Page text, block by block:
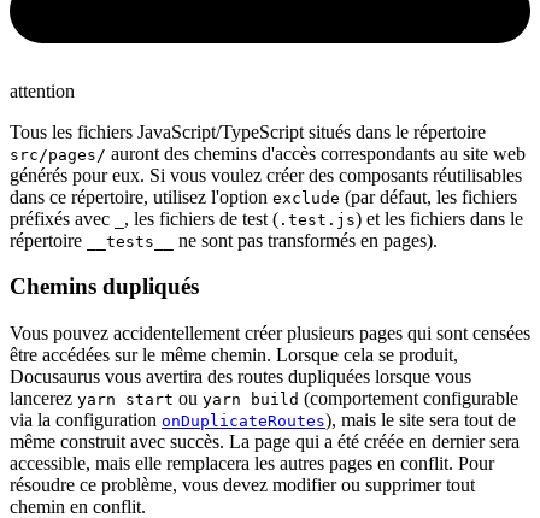
attention
Tous les fichiers JavaScript/TypeScript situés dans le répertoire
src/pages/ auront des chemins d'accès correspondants au site web
générés pour eux. Si vous voulez créer des composants réutilisables
dans ce répertoire, utilisez l'option exclude (par défaut, les fichiers
préfixés avec
, les fichiers de test ( .test.js) et les fichiers dans le
répertoire
__tests__ ne sont pas transformés en pages).
Chemins dupliqués
Vous pouvez accidentellement créer plusieurs pages qui sont censées
être accédées sur le même chemin. Lorsque cela se produit,
Docusaurus vous avertira des routes dupliquées lorsque vous
lancerez yarn start ou yarn build (comportement configurable
via la configuration onDuplicateRoutes), mais le site sera tout de
même construit avec succès. La page qui a été créée en dernier sera
accessible, mais elle remplacera les autres pages en conflit. Pour
résoudre ce problème, vous devez modifier ou supprimer tout
chemin en conflit.